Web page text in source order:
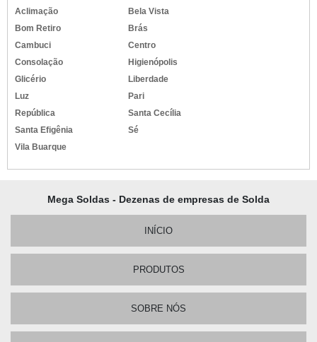
Aclimação
Bela Vista
Bom Retiro
Brás
Cambuci
Centro
Consolação
Higienópolis
Glicério
Liberdade
Luz
Pari
República
Santa Cecília
Santa Efigênia
Sé
Vila Buarque
Mega Soldas - Dezenas de empresas de Solda
INÍCIO
PRODUTOS
SOBRE NÓS